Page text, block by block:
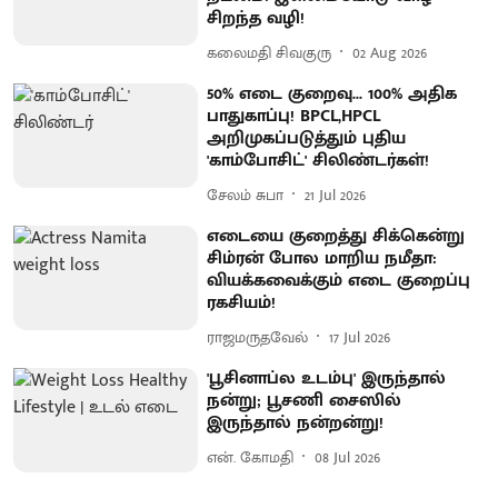
சிறந்த வழி!
கலைமதி சிவகுரு 02 Aug 2026
50% எடை குறைவு... 100% அதிக
பாதுகாப்பு! BPCL,HPCL
அறிமுகப்படுத்தும் புதிய
'காம்போசிட்' சிலிண்டர்கள்!
சேலம் சுபா 21 Jul 2026
எடையை குறைத்து சிக்கென்று
சிம்ரன் போல மாறிய நமீதா:
வியக்கவைக்கும் எடை குறைப்பு
ரகசியம்!
ராஜமருதவேல் 17 Jul 2026
'பூசினாப்ல உடம்பு' இருந்தால்
நன்று; பூசணி சைஸில்
இருந்தால் நன்றன்று!
என். கோமதி 08 Jul 2026